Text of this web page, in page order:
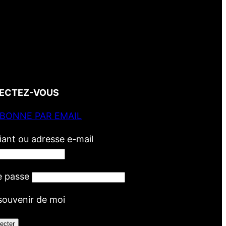
VOUS
PAR EMAIL
ou adresse e-mail
passe
de moi